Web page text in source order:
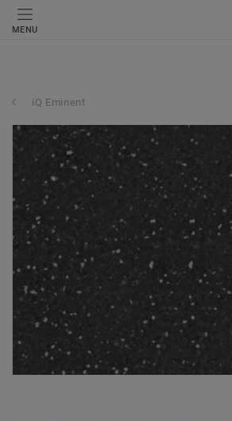
MENU
iQ Eminent